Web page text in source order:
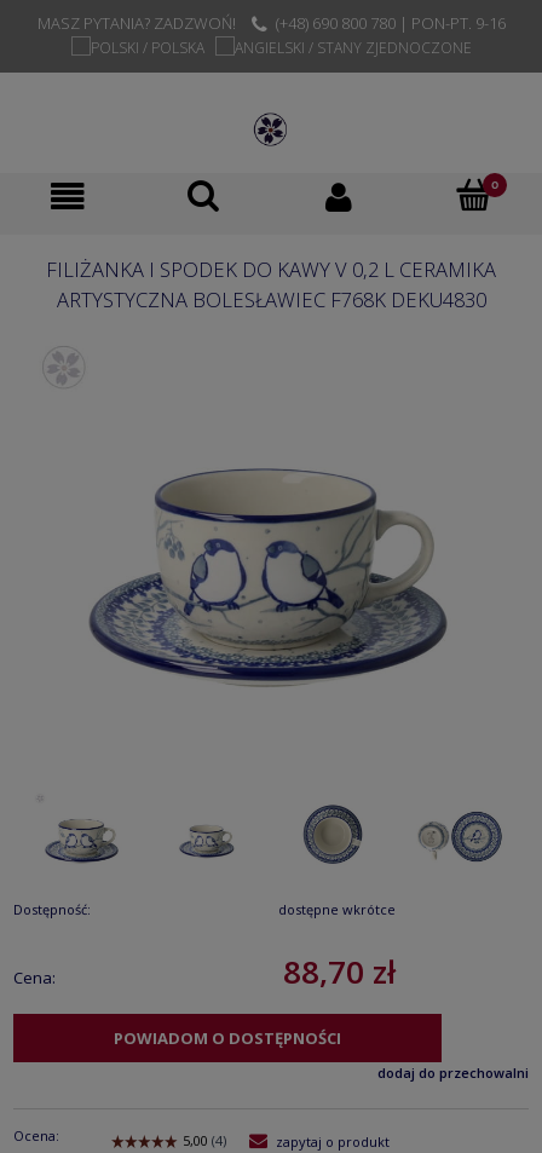
MASZ PYTANIA? ZADZWOŃ! (+48) 690 800 780 | PON-PT. 9-16
FILIŻANKA I SPODEK DO KAWY V 0,2 L CERAMIKA
ARTYSTYCZNA BOLESŁAWIEC F768K DEKU4830
Dostępność: dostępne wkrótce
Cena: 88,70 zł
POWIADOM O DOSTĘPNOŚCI
dodaj do przechowalni
Ocena:
zapytaj o produkt